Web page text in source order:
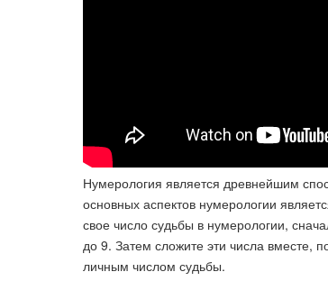
Нумерология является древнейшим
основных аспектов нумерологии
свое число судьбы в нумерологии,
до 9. Затем сложите эти числа вместе,
личным числом судьбы.